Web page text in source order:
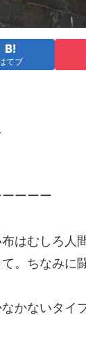
てブ
ーーー
はむしろ人
。ちなみに
かないタイ